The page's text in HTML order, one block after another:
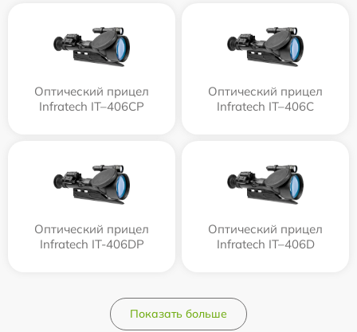
Оптический прицел
Infratech IT–406СP
Оптический прицел
Infratech IT–406С
Оптический прицел
Infratech IT-406DP
Оптический прицел
Infratech IT–406D
Показать больше